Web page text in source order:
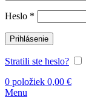
Heslo *
Prihlásenie
Stratili ste heslo?
0 položiek 0,00 €
Menu